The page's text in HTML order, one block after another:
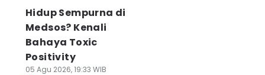
Hidup Sempurna di
Medsos? Kenali
Bahaya Toxic
Positivity
05 Agu 2026, 19:33 WIB